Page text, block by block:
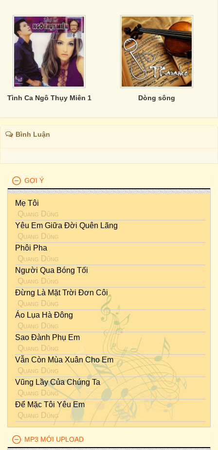
Tình Ca Ngô Thụy Miên 1 Dòng sông
Bình Luận
GỢI Ý
Mẹ Tôi
Quang Dũng
Yêu Em Giữa Đời Quên Lãng
Quang Dũng
Phôi Pha
Quang Dũng
Người Qua Bóng Tối
Quang Dũng
Đừng Là Mặt Trời Đơn Côi
Quang Dũng
Áo Lụa Hà Đông
Quang Dũng
Sao Đành Phụ Em
Quang Dũng
Vẫn Còn Mùa Xuân Cho Em
Quang Dũng
Vũng Lầy Của Chúng Ta
Quang Dũng
Để Mặc Tôi Yêu Em
Quang Dũng
MP3 MỚI UPLOAD